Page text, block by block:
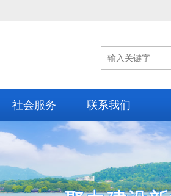
社会服务 联系我们